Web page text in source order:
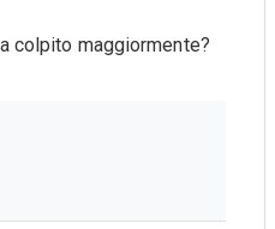
colpito maggiormente?